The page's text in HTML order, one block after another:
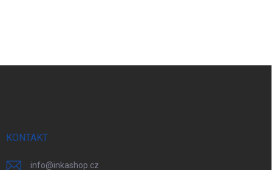
KONTAKT
info@inkashop.cz